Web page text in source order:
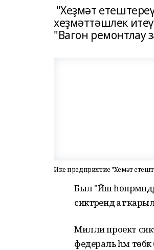
"Хеҙмәт
хеҙмәттәшлек
"Вагон ремонтлау
Ике предприятие "Хеҙмәт
Был "Йәш
сиктәрендә
Милли проект
федераль һәм